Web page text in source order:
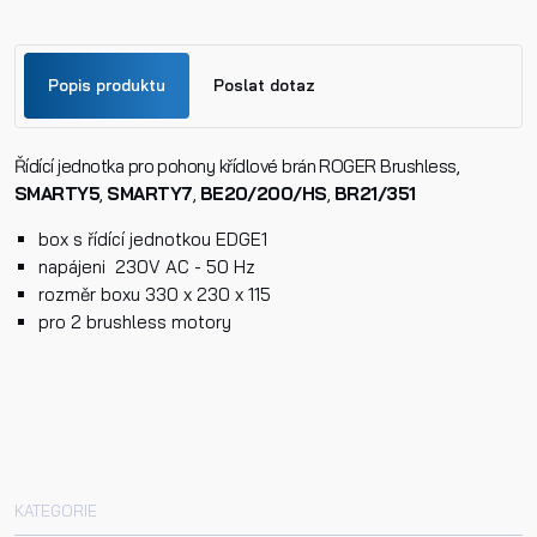
KATEGORIE
Popis produktu Poslat dotaz
Řídící jednotka pro pohony křídlové brán ROGER Brushless,
SMARTY5, SMARTY7, BE20/200/HS, BR21/351
box s řídící jednotkou EDGE1
napájeni 230V AC - 50 Hz
rozměr boxu 330 x 230 x 115
pro 2 brushless motory
Jméno
Příjmení